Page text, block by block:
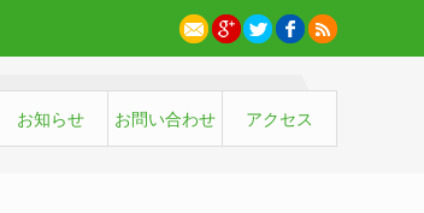
お知らせ お問い合わせ アクセス